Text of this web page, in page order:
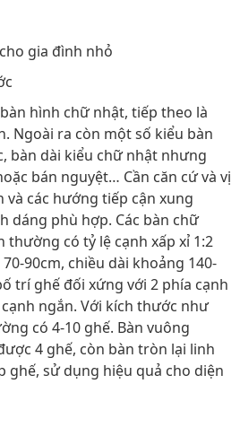
gia đình nhỏ
hình chữ nhật, tiếp theo là
Ngoài ra còn một số kiểu bàn
bàn dài kiểu chữ nhật nhưng
bán nguyệt… Cần căn cứ và vị
các hướng tiếp cận xung
dáng phù hợp. Các bàn chữ
thường có tỷ lệ cạnh xấp xỉ 1:2
90cm, chiều dài khoảng 140-
trí ghế đối xứng với 2 phía cạnh
ngắn. Với kích thước như
có 4-10 ghế. Bàn vuông
4 ghế, còn bàn tròn lại linh
ghế, sử dụng hiệu quả cho diện